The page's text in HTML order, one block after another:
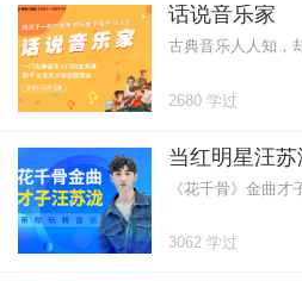
话说音乐家
2680 学过
当红明星汪
《花千骨》金曲才
3062 学过